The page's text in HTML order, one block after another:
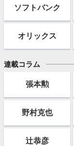
ソフトバンク
オリックス
連載コラム
張本勲
野村克也
辻恭彦